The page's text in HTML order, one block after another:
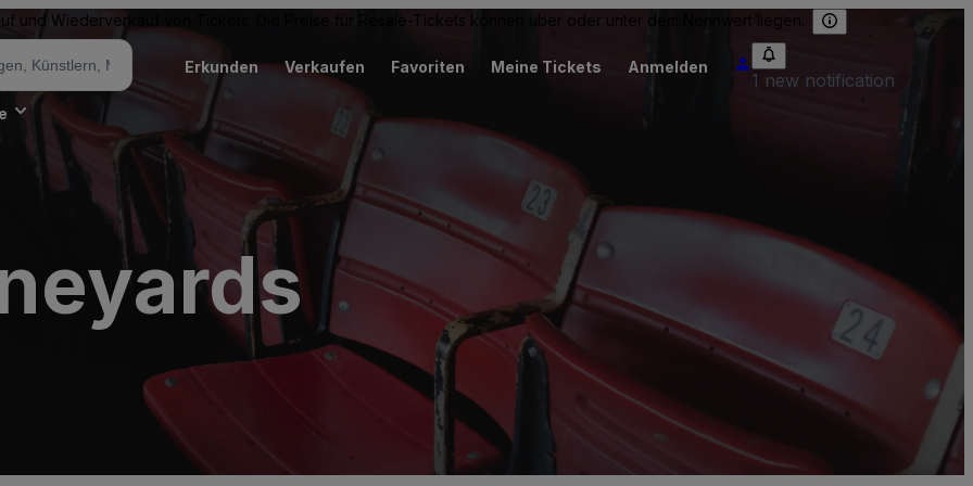
und Wiederverkauf von Tickets. Die Preise für Resale-Tickets können über oder unter dem Nennwert liegen.
Erkunden Verkaufen Favoriten Meine Tickets Anmelden
1 new notification